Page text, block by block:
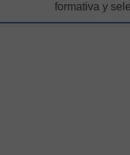
formativa y